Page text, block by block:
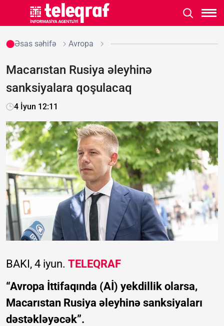
Əsas səhifə Avropa
Macarıstan Rusiya əleyhinə
sanksiyalara qoşulacaq
4 İyun 12:11
BAKI, 4 iyun. TELEQRAF
“Avropa İttifaqında (Aİ) yekdillik olarsa,
Macarıstan Rusiya əleyhinə sanksiyaları
dəstəkləyəcək”.